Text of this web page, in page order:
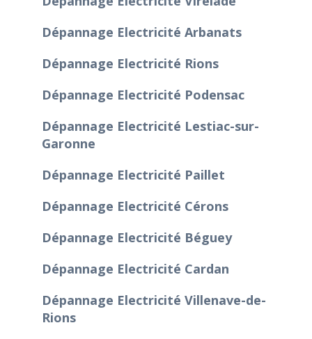
Dépannage Electricité Arbanats
Dépannage Electricité Rions
Dépannage Electricité Podensac
Dépannage Electricité Lestiac-sur-
Garonne
Dépannage Electricité Paillet
Dépannage Electricité Cérons
Dépannage Electricité Béguey
Dépannage Electricité Cardan
Dépannage Electricité Villenave-de-
Rions